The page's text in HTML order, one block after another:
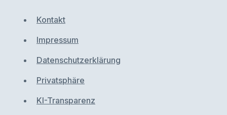
Kontakt
Impressum
Datenschutzerklärung
Privatsphäre
KI-Transparenz